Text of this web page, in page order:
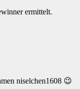
ermittelt.
niselchen1608 😉